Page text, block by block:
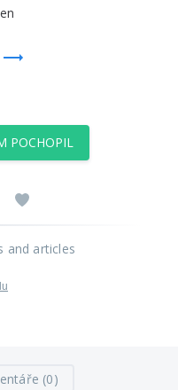
POCHOPIL
and articles
(0)